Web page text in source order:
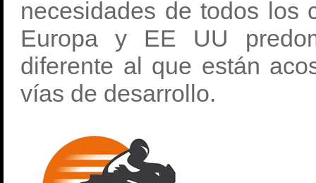
necesidades de todos los
Europa y EE UU
diferente al que están
vías de desarrollo.